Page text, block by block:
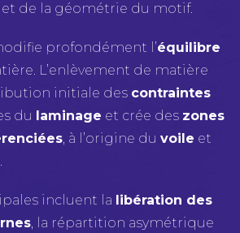
et de la géométrie du motif.
profondément l’équilibre
L’enlèvement de matière
initiale des contraintes
du laminage et crée des zones
, à l’origine du voile et
.
incluent la libération des
, la répartition asymétrique